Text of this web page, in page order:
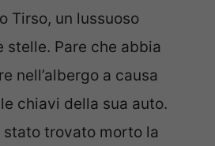
Tirso, un lussuoso
stelle. Pare che abbia
nell’albergo a causa
chiavi della sua auto.
stato trovato morto la